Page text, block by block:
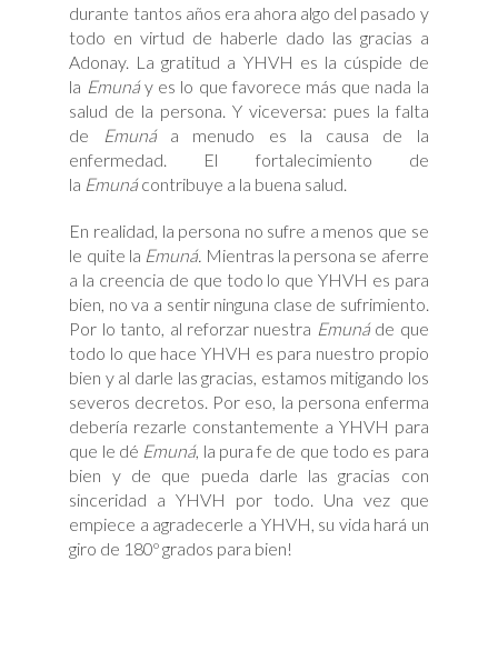
durante tantos años era ahora algo del pasado y
todo en virtud de haberle dado las gracias a
Adonay. La gratitud a YHVH es la cúspide de
la Emunáy es lo que favorece más que nada la
salud de la persona. Y viceversa: pues la falta
de
Emuná a menudo es la causa de la
enfermedad. El fortalecimiento de
la Emunácontribuye a la buena salud.
En realidad, la persona no sufre a menos que se
le quite la Emuná. Mientras la persona se aferre
a la creencia de que todo lo que YHVH es para
bien, no va a sentir ninguna clase de sufrimiento.
Por lo tanto, al reforzar nuestra Emuná de que
todo lo que hace YHVH es para nuestro propio
bien y al darle las gracias, estamos mitigando los
severos decretos. Por eso, la persona enferma
debería rezarle constantemente a YHVH para
que le dé Emuná, la pura fe de que todo es para
bien y de que pueda darle las gracias con
sinceridad a YHVH por todo. Una vez que
empiece a agradecerle a YHVH, su vida hará un
giro de 180º grados para bien!